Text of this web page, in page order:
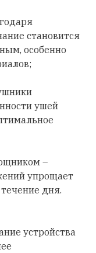
становится
особенно
ушей
–
упрощает
дня.
устройства